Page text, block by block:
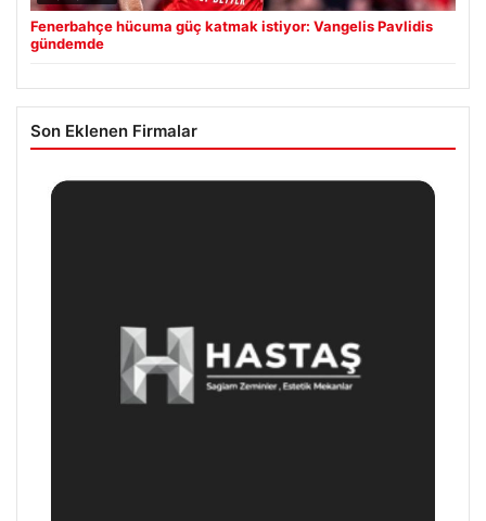
Fenerbahçe hücuma güç katmak istiyor: Vangelis Pavlidis
gündemde
Son Eklenen Firmalar